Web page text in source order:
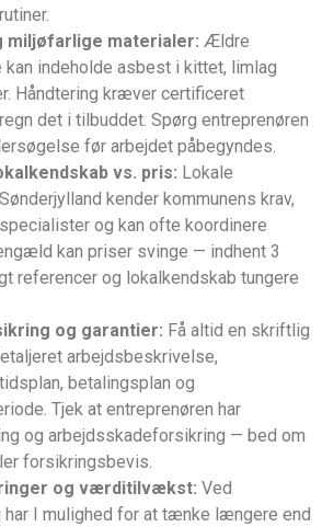
miljøfarlige materialer: Ældre
kan indeholde asbest i kittet, limlag
Håndtering kræver certificeret
det i tilbuddet. Spørg entreprenøren
før arbejdet påbegyndes.
vs. pris: Lokale
kender kommunens krav,
og kan ofte koordinere
kan priser svinge — indhent 3
referencer og lokalkendskab tungere
og garantier: Få altid en skriftlig
arbejdsbeskrivelse,
betalingsplan og
Tjek at entreprenøren har
og arbejdsskadeforsikring — bed om
forsikringsbevis.
og værditilvækst: Ved
har I mulighed for at tænke længere end